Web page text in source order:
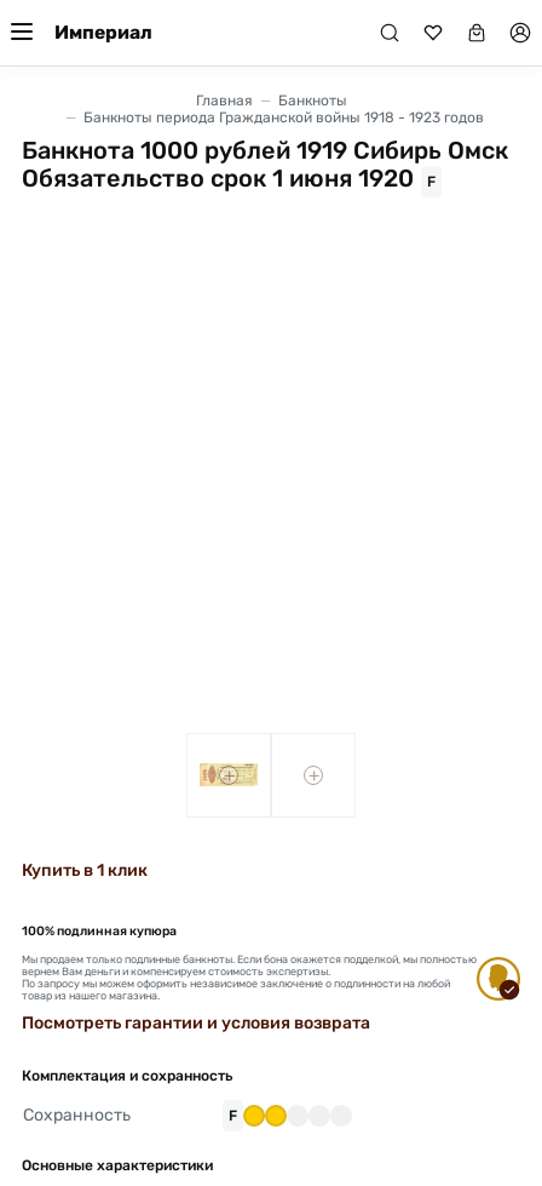
Империал
Главная
Банкноты
Банкноты периода Гражданской войны 1918 - 1923 годов
Банкнота 1000 рублей 1919 Сибирь Омск
Обязательство срок 1 июня 1920
F
+ +
Купить в 1 клик
100% подлинная купюра
Мы продаем только подлинные банкноты. Если бона окажется подделкой, мы полностью
вернем Вам деньги и компенсируем стоимость экспертизы.
По запросу мы можем оформить независимое заключение о подлинности на любой
товар из нашего магазина.
Посмотреть гарантии и условия возврата
Комплектация и сохранность
Сохранность F
Основные характеристики